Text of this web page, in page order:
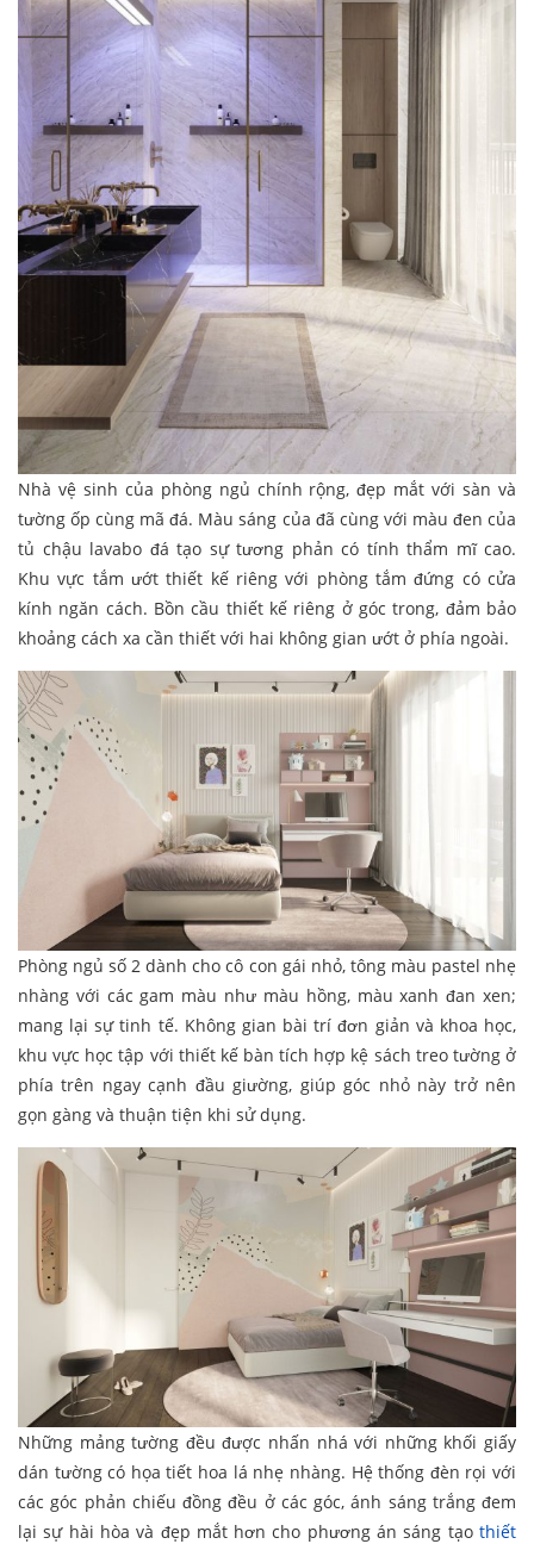
Nhà vệ sinh của phòng ngủ chính rộng, đẹp mắt với sàn và
tường ốp cùng mã đá. Màu sáng của đã cùng với màu đen của
tủ chậu lavabo đá tạo sự tương phản có tính thẩm mĩ cao.
Khu vực tắm ướt thiết kế riêng với phòng tắm đứng có cửa
kính ngăn cách. Bồn cầu thiết kế riêng ở góc trong, đảm bảo
khoảng cách xa cần thiết với hai không gian ướt ở phía ngoài.
Phòng ngủ số 2 dành cho cô con gái nhỏ, tông màu pastel nhẹ
nhàng với các gam màu như màu hồng, màu xanh đan xen;
mang lại sự tinh tế. Không gian bài trí đơn giản và khoa học,
khu vực học tập với thiết kế bàn tích hợp kệ sách treo tường ở
phía trên ngay cạnh đầu giường, giúp góc nhỏ này trở nên
gọn gàng và thuận tiện khi sử dụng.
Những mảng tường đều được nhấn nhá với những khối giấy
dán tường có họa tiết hoa lá nhẹ nhàng. Hệ thống đèn rọi với
các góc phản chiếu đồng đều ở các góc, ánh sáng trắng đem
lại sự hài hòa và đẹp mắt hơn cho phương án sáng tạo thiết